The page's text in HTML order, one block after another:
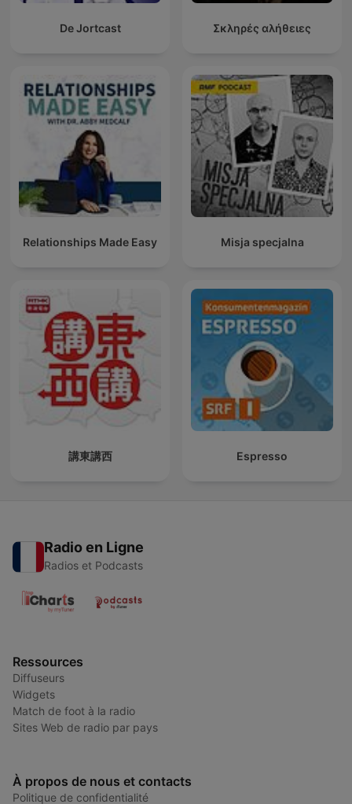
De Jortcast Σκληρές αλήθειες
Relationships Made Easy Misja specjalna
講東講西 Espresso
Radio en Ligne
Radios et Podcasts
Ressources
Diffuseurs
Widgets
Match de foot à la radio
Sites Web de radio par pays
À propos de nous et contacts
Politique de confidentialité